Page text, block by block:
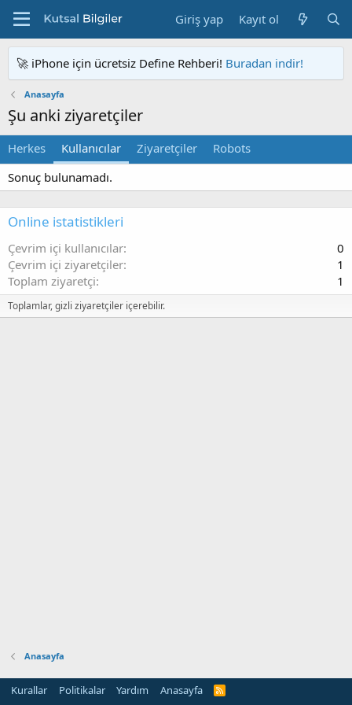
Giriş yap Kayıt ol
🚀 iPhone için ücretsiz Define Rehberi! Buradan indir!
Anasayfa
Şu anki ziyaretçiler
Herkes Kullanıcılar Ziyaretçiler
Robots
Sonuç bulunamadı.
Online istatistikleri
Çevrim içi kullanıcılar
0
Çevrim içi ziyaretçiler
1
Toplam ziyaretçi
1
Toplamlar, gizli ziyaretçiler içerebilir.
Anasayfa
Kurallar Politikalar Yardım Anasayfa
R